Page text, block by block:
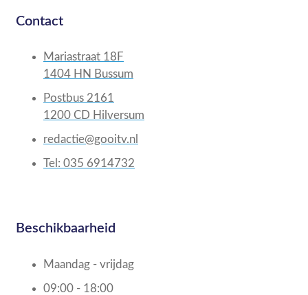
Contact
Mariastraat 18F
1404 HN Bussum
Postbus 2161
1200 CD Hilversum
redactie@gooitv.nl
Tel: 035 6914732
Beschikbaarheid
Maandag - vrijdag
09:00 - 18:00